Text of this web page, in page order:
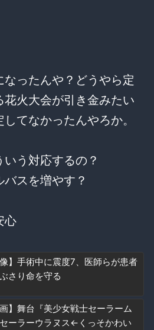
ったんや？どうやら定
火大会が引き金みたい
てなかったんやろか。
う対応するの？
スを増やす？
心
像】手術中に震度7、医師らが患者
さり命を守る
画】舞台『美少女戦士セーラーム
ーラーウラヌス←くっそかわい